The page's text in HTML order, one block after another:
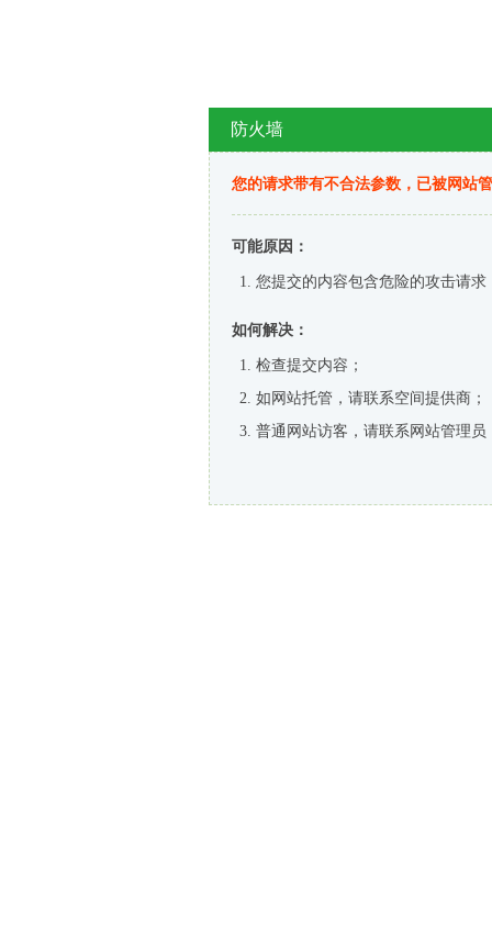
防火墙
您的请求带有不合法参数，已被网站
可能原因：
您提交的内容包含危险的攻击请求
如何解决：
检查提交内容；
如网站托管，请联系空间提供商；
普通网站访客，请联系网站管理员